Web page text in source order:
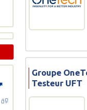
Groupe
Testeur UFT